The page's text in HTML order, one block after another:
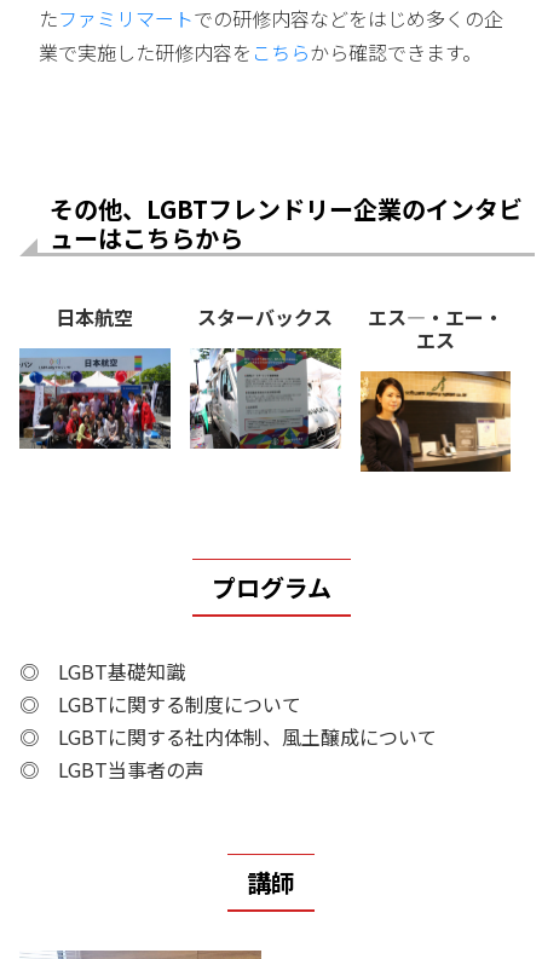
たファミリマートでの研修内容などをはじめ多くの企
業で実施した研修内容を こちらから確認できます。
その他、LGBTフレンドリー企業のインタビ
ューはこちらから
日本航空 スターバックス エス―・エー・
エス
プログラム
◎ LGBT基礎知識
◎ LGBTに関する制度について
◎ LGBTに関する社内体制、風土醸成について
◎ LGBT当事者の声
講師